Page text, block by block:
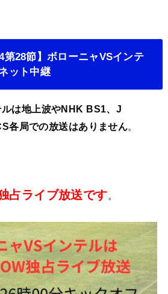
第28節】ボローニャVSインテ
ット中継
は地上波やNHK BS1、J
各局での放送はありません
占ライブ放送です。